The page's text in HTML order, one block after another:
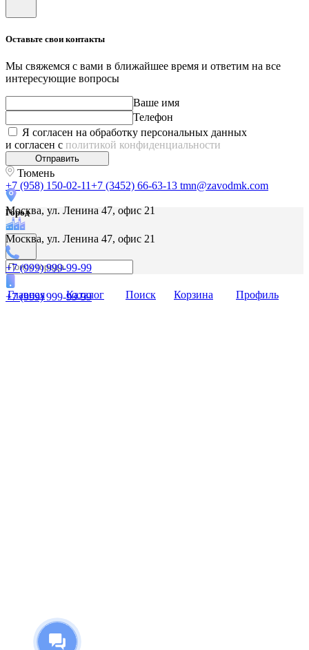
Москва, ул. Ленина 47, офис 21
Москва, ул. Ленина 47, офис 21
+7 (999) 999-99-99
+7 (999) 999-99-99
Оставьте свои контакты
Мы свяжемся с вами в ближайшее время и ответим на все
интересующие вопросы
Ваше имя
Телефон
Я согласен на обработку персональных данных
и согласен с политикой конфиденциальности
Отправить
Тюмень
+7 (958) 150-02-11+7 (3452) 66-63-13 tmn@zavodmk.com
Город
Главная Каталог Поиск Корзина Профиль